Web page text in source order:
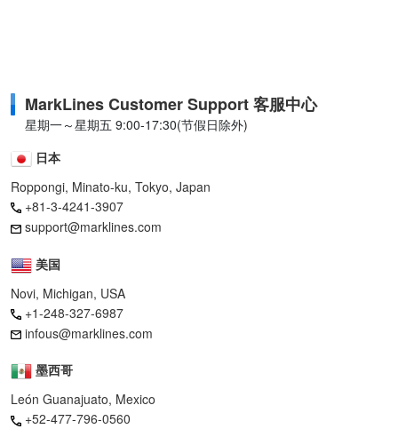
MarkLines Customer Support 客服中心
星期一～星期五 9:00-17:30(节假日除外)
日本
Roppongi, Minato-ku, Tokyo, Japan
+81-3-4241-3907
support@marklines.com
美国
Novi, Michigan, USA
+1-248-327-6987
infous@marklines.com
墨西哥
León Guanajuato, Mexico
+52-477-796-0560